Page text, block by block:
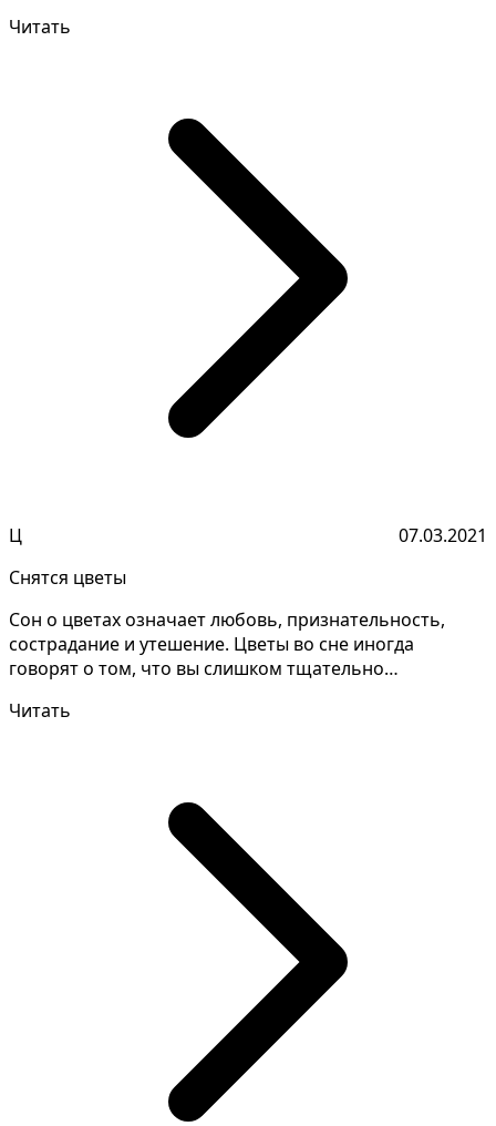
Читать
Ц
07.03.2021
Снятся цветы
Сон о цветах означает любовь, признательность,
сострадание и утешение. Цветы во сне иногда
говорят о том, что вы слишком тщательно
Читать